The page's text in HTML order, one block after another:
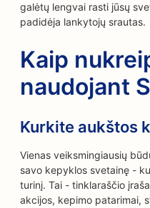
galėtų lengvai rasti jūsų
padidėja lankytojų srautas.
Kaip
naudojant
Kurkite aukštos
Vienas veiksmingiausių
savo kepyklos svetainę -
turinį. Tai - tinklaraščio
akcijos, kepimo patarimai,